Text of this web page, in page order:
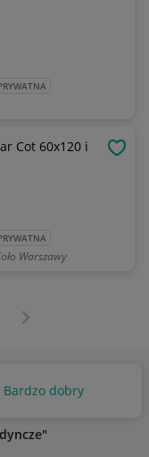
Cot 60x120 i
Warszawy
Następna strona
Bardzo dobry